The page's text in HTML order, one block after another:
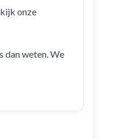
onze
dan weten. We